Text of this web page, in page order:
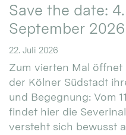
Save the date:
September 2026
22. Juli 2026
Zum vierten Mal öffnet
der Kölner Südstadt
und Begegnung: Vom
findet hier die
versteht sich bewusst